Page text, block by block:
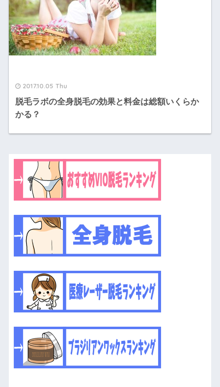
2017.10.05 Thu
脱毛ラボの全身脱毛の効果と料金は総額いくらか
かる？